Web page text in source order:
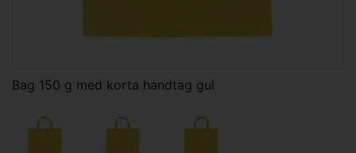
Bag 150 g med korta handtag gul